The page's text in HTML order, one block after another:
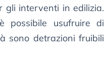
gli interventi in edilizia.
possibile usufruire di
sono detrazioni fruibili